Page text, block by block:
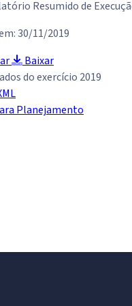
Resumido de
30/11/2019
Baixar
do exercício 2019
Planejamento